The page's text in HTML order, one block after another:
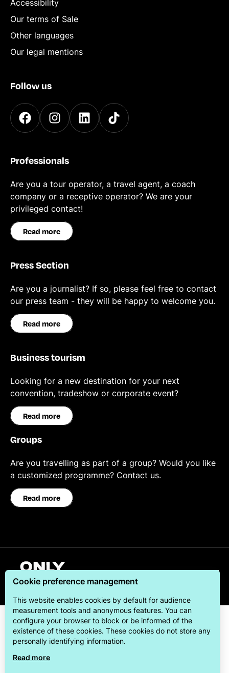
Accessibility
Our terms of Sale
Other languages
Our legal mentions
Follow us
Professionals
Are you a tour operator, a travel agent, a coach
company or a receptive operator? We are your
privileged contact!
Read more
Press Section
Are you a journalist? If so, please feel free to contact
our press team - they will be happy to welcome you.
Read more
Business tourism
Looking for a new destination for your next
convention, tradeshow or corporate event?
Read more
Groups
Are you travelling as part of a group? Would you like
a customized programme? Contact us.
Read more
Cookie preference management
This website enables cookies by default for audience
measurement tools and anonymous features. You can
configure your browser to block or be informed of the
existence of these cookies. These cookies do not store any
personally identifying information.
Read more